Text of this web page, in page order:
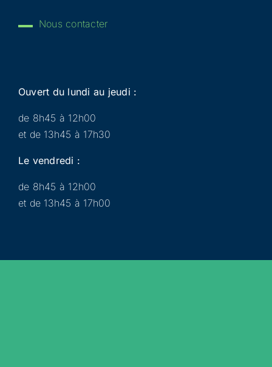
Nous contacter
Ouvert du lundi au jeudi :
de 8h45 à 12h00
et de 13h45 à 17h30
Le vendredi :
de 8h45 à 12h00
et de 13h45 à 17h00